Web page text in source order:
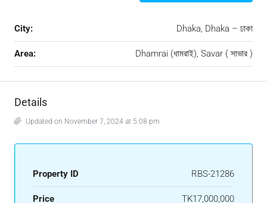
City: Dhaka, Dhaka – ঢাকা
Area: Dhamrai (ধামরাই), Savar ( সাভার )
Details
Updated on November 7, 2024 at 5:08 pm
Property ID RBS-21286
Price TK17,000,000